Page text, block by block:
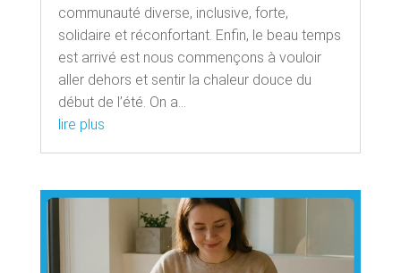
communauté diverse, inclusive, forte,
solidaire et réconfortant. Enfin, le beau temps
est arrivé est nous commençons à vouloir
aller dehors et sentir la chaleur douce du
début de l’été. On a...
lire plus